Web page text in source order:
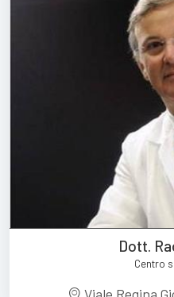
Dott.
Centro
Viale Regina